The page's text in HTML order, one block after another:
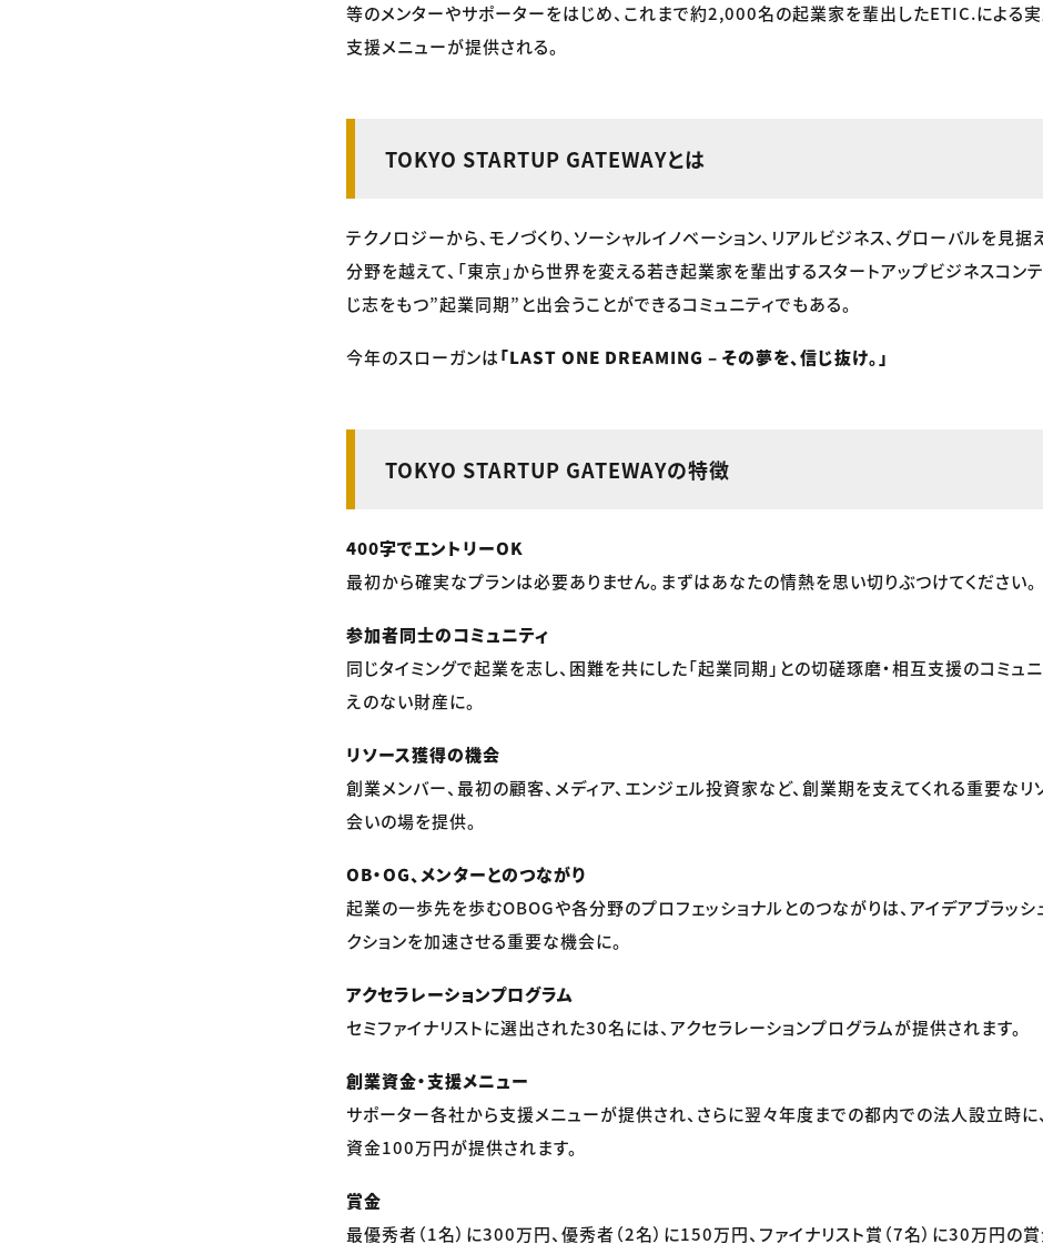
等のメンターやサポーターをはじめ、これまで約2,000名の起業家を輩出したETIC.による
支援メニューが提供される。
TOKYO STARTUP GATEWAYとは
テクノロジーから、モノづくり、ソーシャルイノベーション、リアルビジネス、グローバルを見据
分野を越えて、「東京」から世界を変える若き起業家を輩出するスタートアップビジネスコンテ
じ志をもつ”起業同期”と出会うことができるコミュニティでもある。
今年のスローガンは「LAST ONE DREAMING – その夢を、信じ抜け。」
TOKYO STARTUP GATEWAYの特徴
400字でエントリーOK
最初から確実なプランは必要ありません。まずはあなたの情熱を思い切りぶつけてください。
参加者同士のコミュニティ
同じタイミングで起業を志し、困難を共にした「起業同期」との切磋琢磨・相互支援のコミュ
えのない財産に。
リソース獲得の機会
創業メンバー、最初の顧客、メディア、エンジェル投資家など、創業期を支えてくれる重要なリ
会いの場を提供。
OB・OG、メンターとのつながり
起業の一歩先を歩むOBOGや各分野のプロフェッショナルとのつながりは、アイデアブラッシ
クションを加速させる重要な機会に。
アクセラレーションプログラム
セミファイナリストに選出された30名には、アクセラレーションプログラムが提供されます。
創業資金・支援メニュー
サポーター各社から支援メニューが提供され、さらに翌々年度までの都内での法人設立時に
資金100万円が提供されます。
賞金
最優秀者（1名）に300万円、優秀者（2名）に150万円、ファイナリスト賞（7名）に30万円の